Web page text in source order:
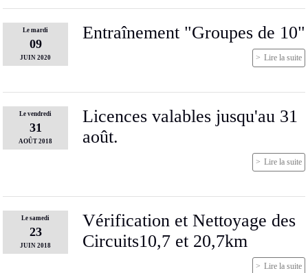
Le mardi
09
JUIN 2020
Entraînement "Groupes de 10"
Lire la suite
Le vendredi
31
AOÛT 2018
Licences valables jusqu'au 31
août.
Lire la suite
Le samedi
23
JUIN 2018
Vérification et Nettoyage des
Circuits10,7 et 20,7km
Lire la suite